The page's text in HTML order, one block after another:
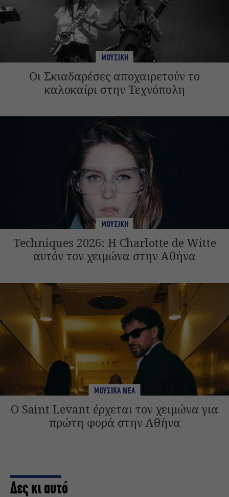
ΜΟΥΣΙΚΗ
Οι Σκιαδαρέσες αποχαιρετούν το
καλοκαίρι στην Τεχνόπολη
ΜΟΥΣΙΚΗ
Techniques 2026: Η Charlotte de Witte
αυτόν τον χειμώνα στην Αθήνα
ΜΟΥΣΙΚΑ ΝΕΑ
Ο Saint Levant έρχεται τον χειμώνα για
πρώτη φορά στην Αθήνα
Δες κι αυτό